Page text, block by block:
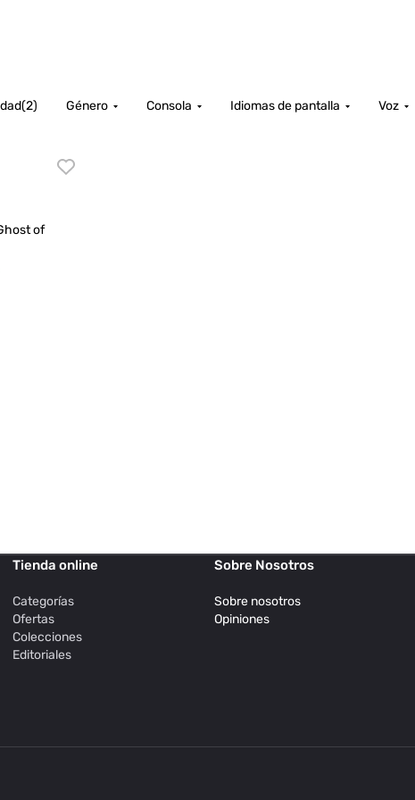
(2) Género Consola Idiomas de pantalla Voz
of
Tienda online
Categorías
Ofertas
Colecciones
Editoriales
Sobre Nosotros
Sobre nosotros
Opiniones